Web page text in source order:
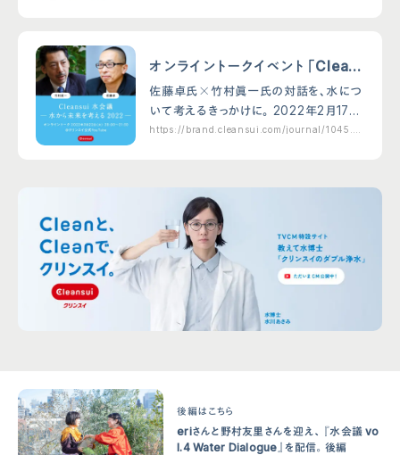
オンライントークイベント「Clean
sui 水会議 水から未来を考え
る 2022」開催
佐藤卓氏╳竹村眞一氏の対話を、水につ
いて考えるきっかけに。 2022年2月17日
の日本経済新聞朝刊に掲載された全面
ーク「C…
https://brand.cleansui.com/journal/1045.ht
後編はこちら
eriさんと野村友里さんを迎え、『水会議 vo
l.4 Water Dialogue』を配信。後編